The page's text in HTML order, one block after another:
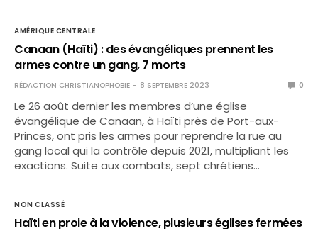
AMÉRIQUE CENTRALE
Canaan (Haïti) : des évangéliques prennent les
armes contre un gang, 7 morts
RÉDACTION CHRISTIANOPHOBIE 8 SEPTEMBRE 2023 0
Le 26 août dernier les membres d’une église
évangélique de Canaan, à Haïti près de Port-aux-
Princes, ont pris les armes pour reprendre la rue au
gang local qui la contrôle depuis 2021, multipliant les
exactions. Suite aux combats, sept chrétiens…
NON CLASSÉ
Haïti en proie à la violence, plusieurs églises fermées